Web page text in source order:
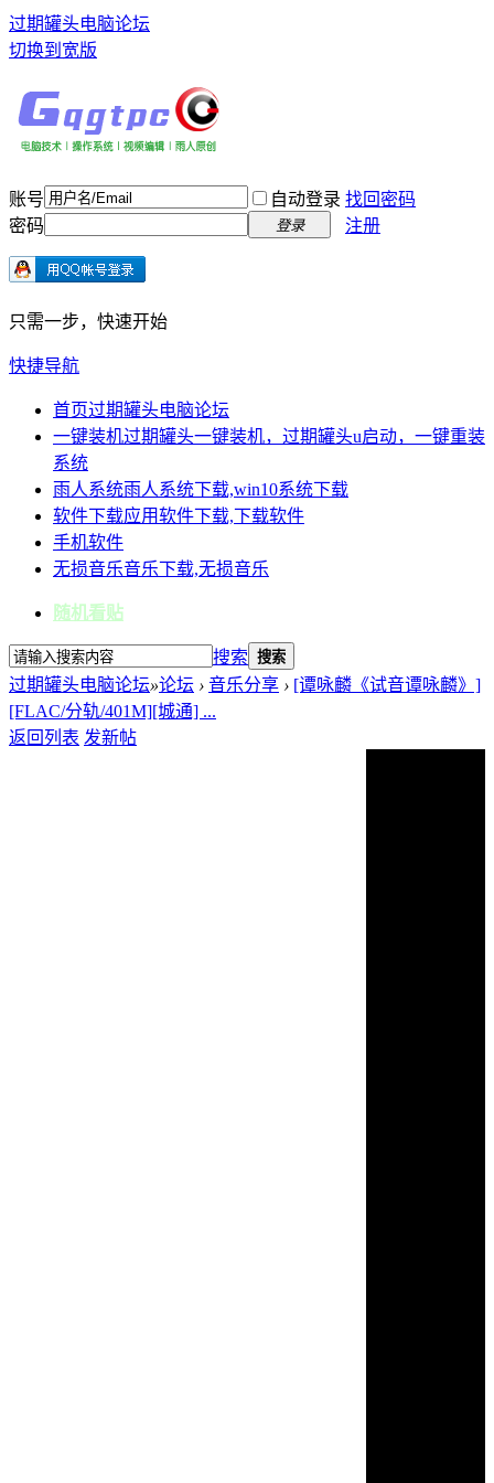
过期罐头电脑论坛
切换到宽版
账号 自动登录 找回密码
密码
登录 注册
只需一步，快速开始
快捷导航
首页过期罐头电脑论坛
一键装机过期罐头一键装机，过期罐头u启动，一键重装
系统
雨人系统雨人系统下载,win10系统下载
软件下载应用软件下载,下载软件
手机软件
无损音乐音乐下载,无损音乐
随机看贴
搜索 搜索
过期罐头电脑论坛»论坛 › 音乐分享 › [谭咏麟《试音谭咏麟》]
[FLAC/分轨/401M][城通] ...
返回列表 发新帖